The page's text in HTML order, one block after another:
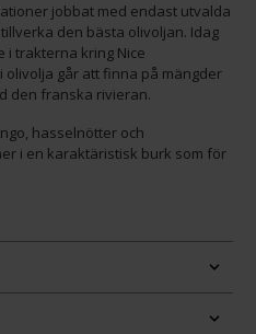
jobbat med endast utvalda
den bästa olivoljan. Idag
i trakterna kring Nice
olivolja går att finna på mängder
den franska rivieran.
hasselnötter och
i en karaktäristisk burk som för